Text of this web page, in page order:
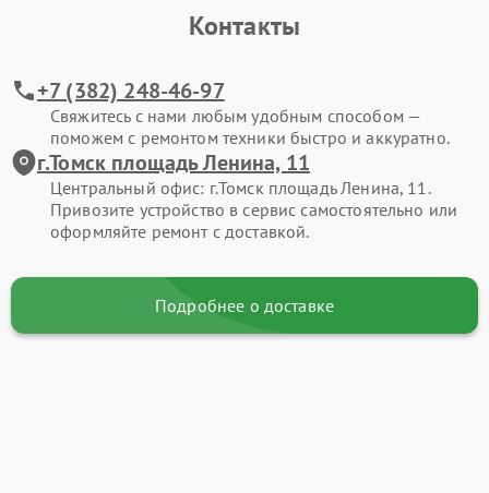
Контакты
+7 (382) 248-46-97
Свяжитесь с нами любым удобным способом —
поможем с ремонтом техники быстро и аккуратно.
г.Томск площадь Ленина, 11
Центральный офис: г.Томск площадь Ленина, 11.
Привозите устройство в сервис самостоятельно или
оформляйте ремонт с доставкой.
Подробнее о доставке